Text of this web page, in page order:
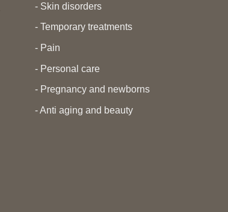
- Skin disorders
- Temporary treatments
- Pain
- Personal care
- Pregnancy and newborns
- Anti aging and beauty